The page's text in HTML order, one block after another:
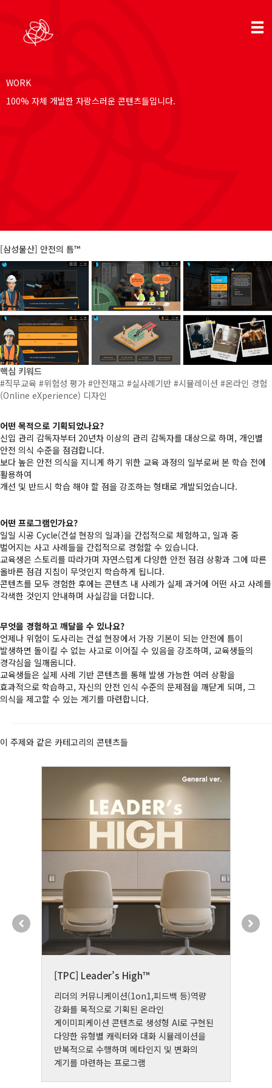
WORK
100% 자체 개발한 자랑스러운 콘텐츠들입니다.
[삼성물산] 안전의 틈™
핵심 키워드
#직무교육 #위험성 평가 #안전재고 #실사례기반 #시뮬레이션 #온라인 경험
(Online eXperience) 디자인
어떤 목적으로 기획되었나요?
신입 관리 감독자부터 20년차 이상의 관리 감독자를 대상으로 하며, 개인별
안전 의식 수준을 점검합니다.
보다 높은 안전 의식을 지니게 하기 위한 교육 과정의 일부로써 본 학습 전에
활용하여
개선 및 반드시 학습 해야 할 점을 강조하는 형태로 개발되었습니다.
어떤 프로그램인가요?
일일 시공 Cycle(건설 현장의 일과)을 간접적으로 체험하고, 일과 중
벌어지는 사고 사례들을 간접적으로 경험할 수 있습니다.
교육생은 스토리를 따라가며 자연스럽게 다양한 안전 점검 상황과 그에 따른
올바른 점검 지침이 무엇인지 학습하게 됩니다.
콘텐츠를 모두 경험한 후에는 콘텐츠 내 사례가 실제 과거에 어떤 사고 사례를
각색한 것인지 안내하며 사실감을 더합니다.
무엇을 경험하고 깨달을 수 있나요?
언제나 위험이 도사리는 건설 현장에서 가장 기본이 되는 안전에 틈이
발생하면 돌이킬 수 없는 사고로 이어질 수 있음을 강조하며, 교육생들의
경각심을 일깨웁니다.
교육생들은 실제 사례 기반 콘텐츠를 통해 발생 가능한 여러 상황을
효과적으로 학습하고, 자신의 안전 인식 수준의 문제점을 깨닫게 되며, 그
의식을 제고할 수 있는 계기를 마련합니다.
이 주제와 같은 카테고리의 콘텐츠들
[TPC] Leader’s High™
리더의 커뮤니케이션(1on1,피드백 등)역량
강화를 목적으로 기획된 온라인
게이미피케이션 콘텐츠로 생성형 AI로 구현된
다양한 유형별 캐릭터와 대화 시뮬레이션을
반복적으로 수행하며 메타인지 및 변화의
계기를 마련하는 프로그램